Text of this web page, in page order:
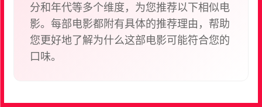
分和年代等多个维度，为您推荐以下相似电
影。每部电影都附有具体的推荐理由，帮助
您更好地了解为什么这部电影可能符合您的
口味。